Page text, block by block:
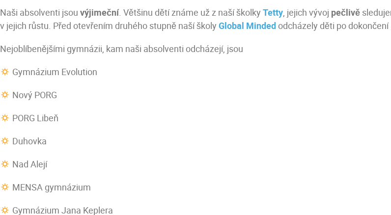
Naši absolventi jsou výjimeční. Většinu dětí známe už z naší školky Tetty, jejich vývoj pečlivě
v jejich růstu. Před otevřením druhého stupně naší školy Global Minded odcházely děti po
Nejoblíbenějšími gymnázii, kam naši absolventi odcházejí, jsou
Gymnázium Evolution
Nový PORG
PORG Libeň
Duhovka
Nad Alejí
MENSA gymnázium
Gymnázium Jana Keplera